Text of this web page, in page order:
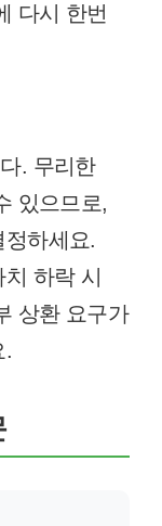
다시 한번
. 무리한
있으므로,
하세요.
하락 시
상환 요구가
.